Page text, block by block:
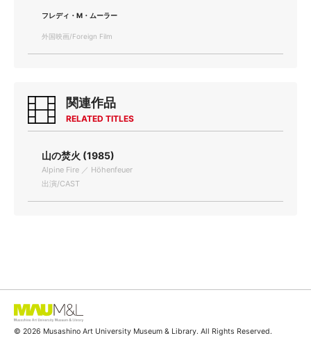
フレディ・M・ムーラー
外国映画/Foreign Film
関連作品
RELATED TITLES
山の焚火 (1985)
Alpine Fire ／ Höhenfeuer
出演/CAST
© 2026 Musashino Art University Museum & Library. All Rights Reserved.